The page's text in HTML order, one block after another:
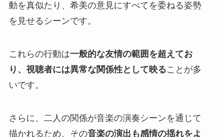
動を真似たり、希美の意見にすべてを委ねる姿勢
を見せるシーンです。
これらの行動は一般的な友情の範囲を超えてお
り、視聴者には異常な関係性として映ることが多
いです。
さらに、二人の関係が音楽の演奏シーンを通じて
描かれるため、その音楽の演出も感情の揺れをよ